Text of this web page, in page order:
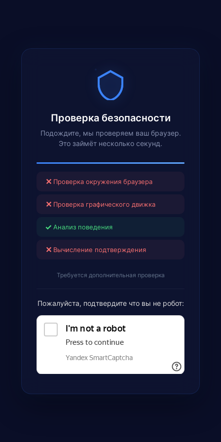
Проверка безопасности
Подождите, мы проверяем ваш браузер.
Это займёт несколько секунд.
✕ Проверка окружения браузера
✕ Проверка графического движка
✓ Анализ поведения
✕ Вычисление подтверждения
Требуется дополнительная проверка
Пожалуйста, подтвердите что вы не робот: